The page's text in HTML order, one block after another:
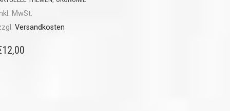
MwSt.
Versandkosten
12,00